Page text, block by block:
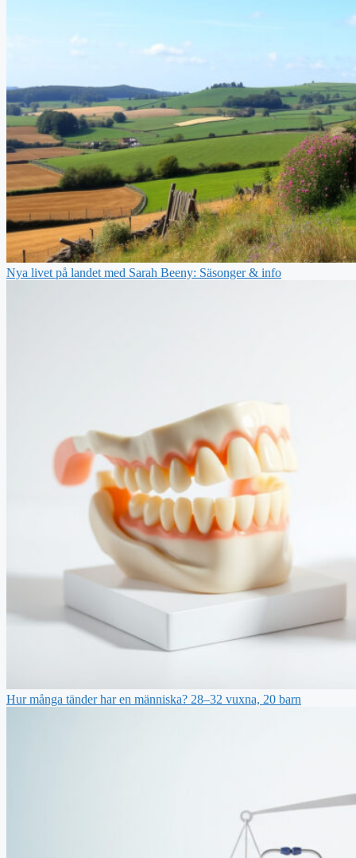
Nya livet på landet med Sarah Beeny: Säsonger & info
Hur många tänder har en människa? 28–32 vuxna, 20 barn